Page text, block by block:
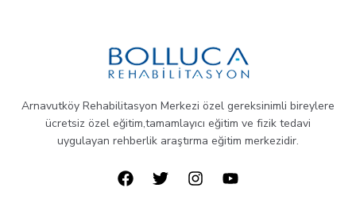
Arnavutköy Rehabilitasyon Merkezi özel gereksinimli bireylere
ücretsiz özel eğitim,tamamlayıcı eğitim ve fizik tedavi
uygulayan rehberlik araştırma eğitim merkezidir.